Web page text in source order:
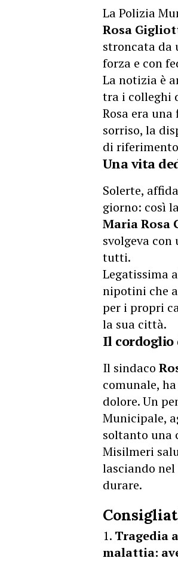
La Polizia
Rosa
stroncata da
forza e con
La notizia è
tra i colleghi
Rosa era
sorriso, la
di
Una vita
Solerte,
giorno: così
Maria Rosa
svolgeva
tutti.
Legatissima
nipotini che
per i propri
la sua città.
Il cordoglio
Il sindaco
comunale,
dolore. Un
Municipale,
soltanto una
Misilmeri
lasciando
durare.
Tragedia
malattia: